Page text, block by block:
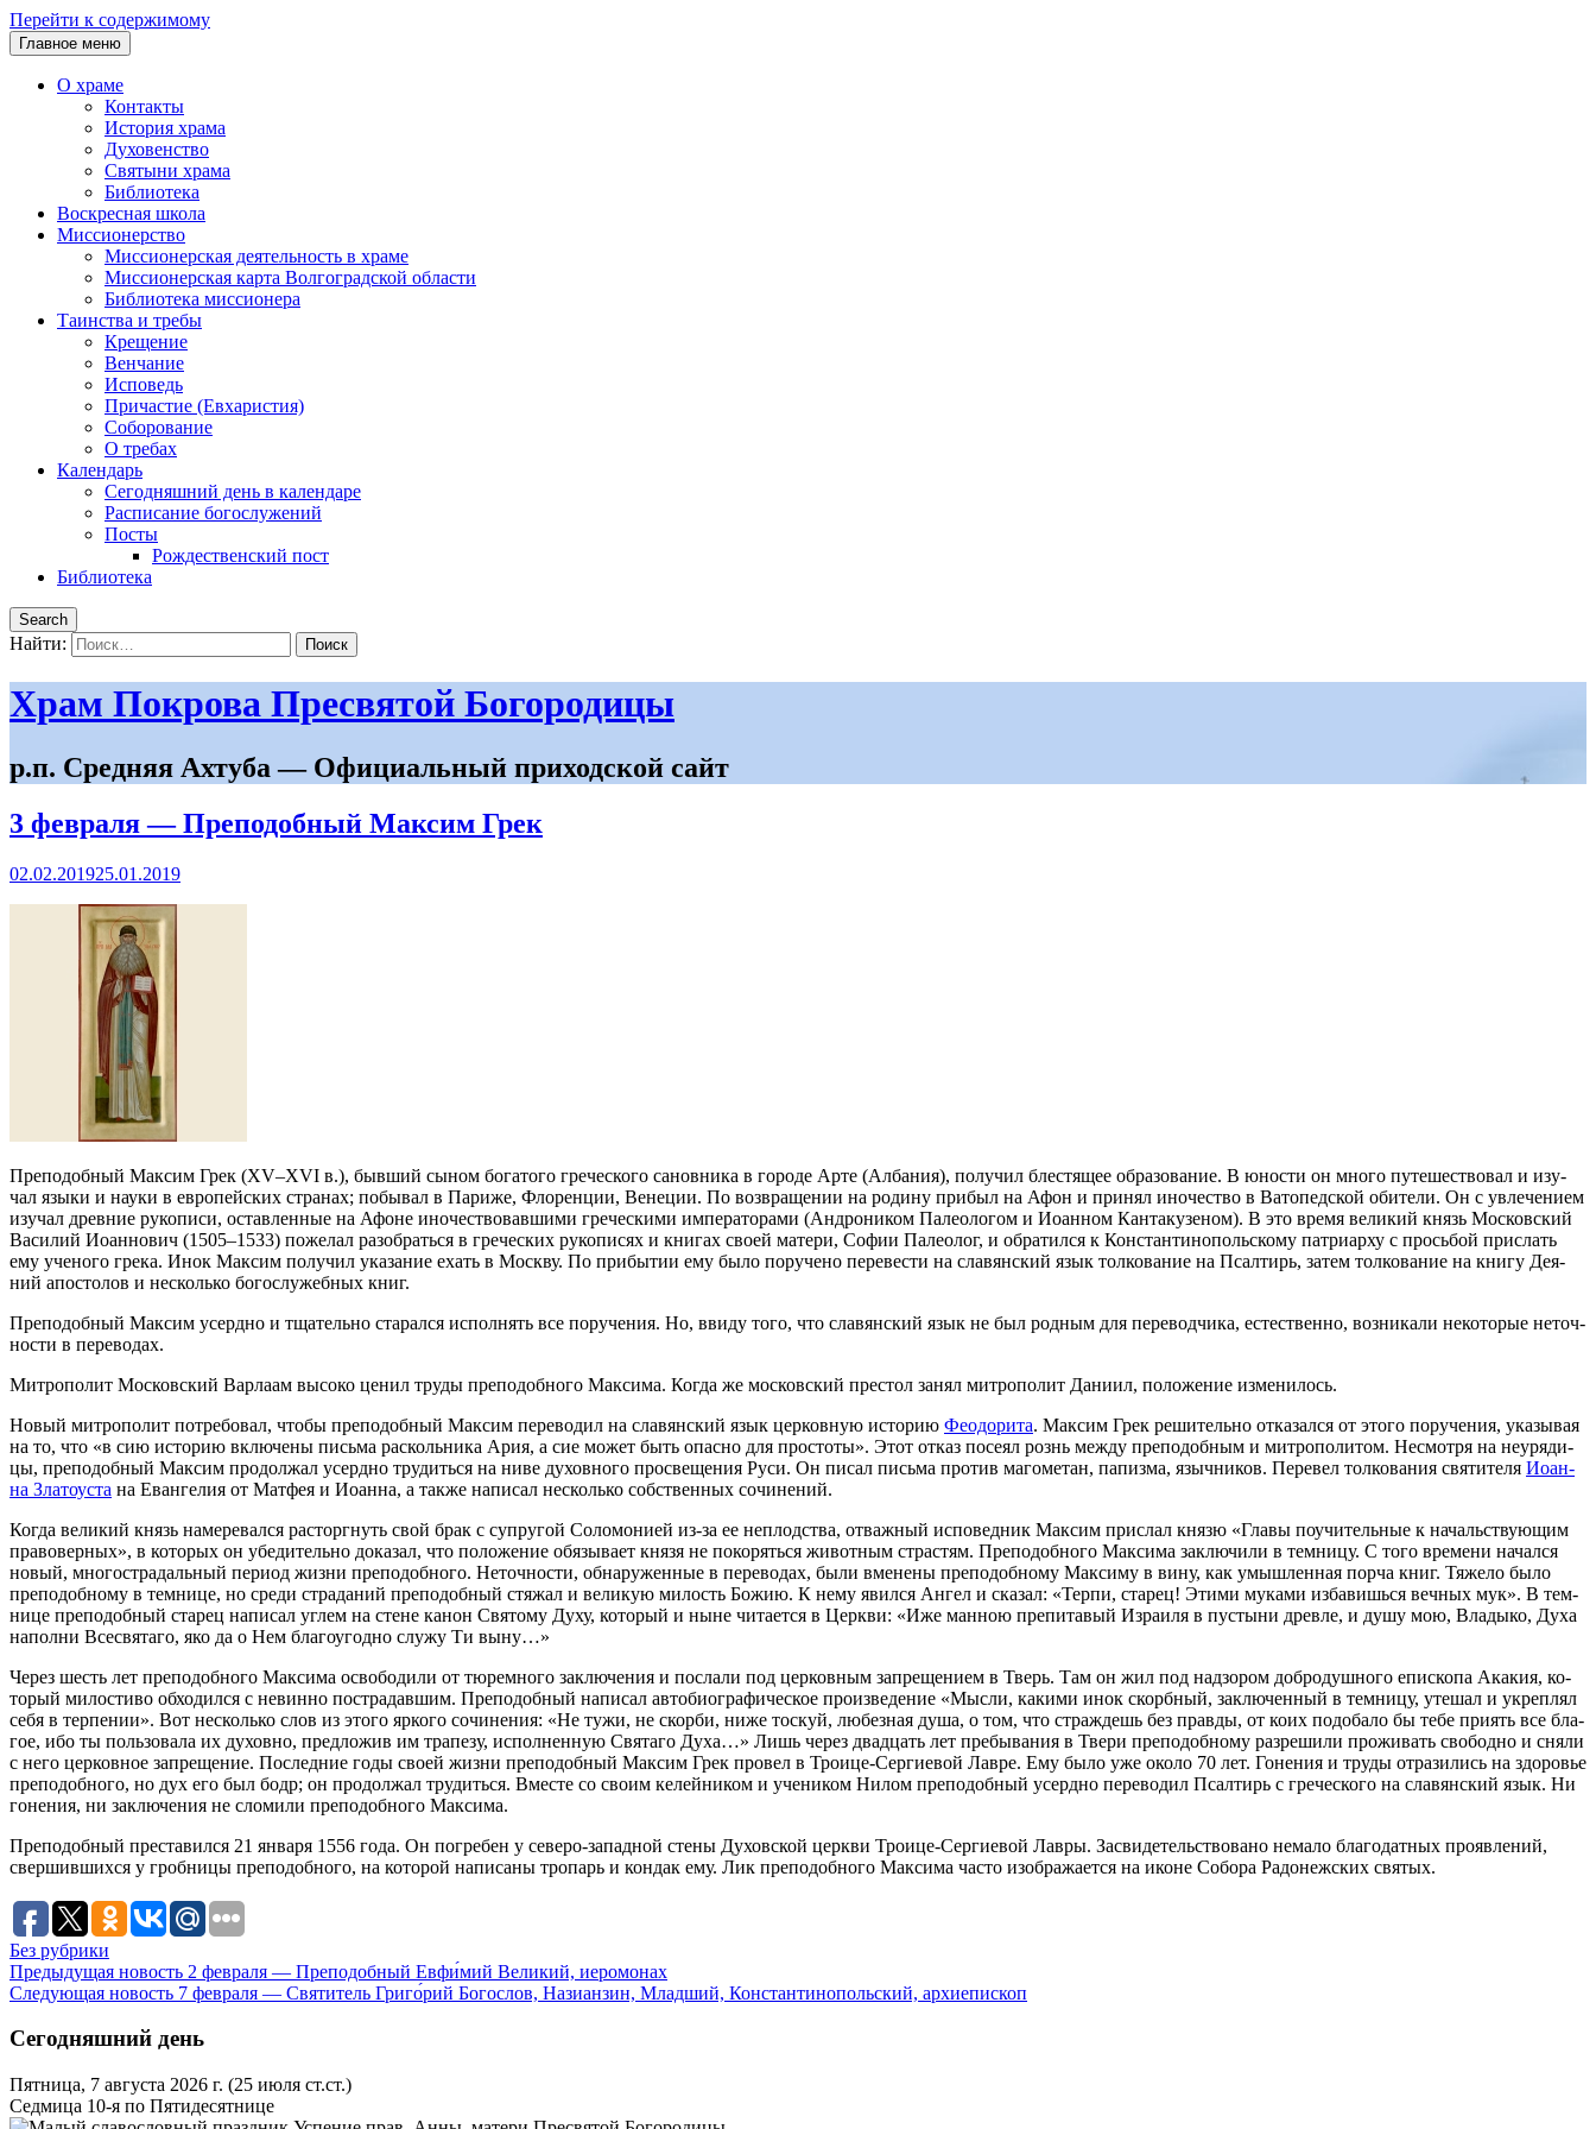
Перейти к содержимому
Главное меню
О храме
Контакты
История храма
Духовенство
Святыни храма
Библиотека
Воскресная школа
Миссионерство
Миссионерская деятельность в храме
Миссионерская карта Волгоградской области
Библиотека миссионера
Таинства и требы
Крещение
Венчание
Исповедь
Причастие (Евхаристия)
Соборование
О требах
Календарь
Сегодняшний день в календаре
Расписание богослужений
Посты
Рождественский пост
Библиотека
Search
Найти:
Храм Покрова Пресвятой Богородицы
р.п. Средняя Ахтуба — Официальный приходской сайт
3 февраля — Преподобный Максим Грек
02.02.201925.01.2019
Пре­по­доб­ный Мак­сим Грек (XV–XVI в.), быв­ший сы­ном бо­га­то­го гре­че­ско­го са­нов­ни­ка в го­ро­де Ар­те (Ал­ба­ния), по­лу­чил бле­стя­щее об­ра­зо­ва­ние. В юно­сти он мно­го пу­те­ше­ство­вал и изу­
чал язы­ки и на­у­ки в ев­ро­пей­ских стра­нах; по­бы­вал в Па­ри­же, Фло­рен­ции, Ве­не­ции. По воз­вра­ще­нии на ро­ди­ну при­был на Афон и при­нял ино­че­ство в Ва­то­пед­ской оби­те­ли. Он с увле­че­ни­ем
изу­чал древ­ние ру­ко­пи­си, остав­лен­ные на Афоне ино­че­ство­вав­ши­ми гре­че­ски­ми им­пе­ра­то­ра­ми (Ан­д­ро­ни­ком Па­лео­ло­гом и Иоан­ном Кан­та­ку­зе­ном). В это вре­мя ве­ли­кий князь Мос­ков­ский
Ва­си­лий Иоан­но­вич (1505–1533) по­же­лал разо­брать­ся в гре­че­ских ру­ко­пи­сях и кни­гах сво­ей ма­те­ри, Со­фии Па­лео­лог, и об­ра­тил­ся к Кон­стан­ти­но­поль­ско­му пат­ри­ар­ху с прось­бой при­слать
ему уче­но­го гре­ка. Инок Мак­сим по­лу­чил ука­за­ние ехать в Моск­ву. По при­бы­тии ему бы­ло по­ру­че­но пе­ре­ве­сти на сла­вян­ский язык тол­ко­ва­ние на Псал­тирь, за­тем тол­ко­ва­ние на кни­гу Де­я­
ний апо­сто­лов и несколь­ко бо­го­слу­жеб­ных книг.
Пре­по­доб­ный Мак­сим усерд­но и тща­тель­но ста­рал­ся ис­пол­нять все по­ру­че­ния. Но, вви­ду то­го, что сла­вян­ский язык не был род­ным для пе­ре­вод­чи­ка, есте­ствен­но, воз­ни­ка­ли неко­то­рые неточ­
но­сти в пе­ре­во­дах.
Мит­ро­по­лит Мос­ков­ский Вар­ла­ам вы­со­ко це­нил тру­ды пре­по­доб­но­го Мак­си­ма. Ко­гда же мос­ков­ский пре­стол за­нял мит­ро­по­лит Да­ни­ил, по­ло­же­ние из­ме­ни­лось.
Но­вый мит­ро­по­лит по­тре­бо­вал, чтобы пре­по­доб­ный Мак­сим пе­ре­во­дил на сла­вян­ский язык цер­ков­ную ис­то­рию Фе­о­до­ри­та. Мак­сим Грек ре­ши­тель­но от­ка­зал­ся от это­го по­ру­че­ния, ука­зы­вая
на то, что «в сию ис­то­рию вклю­че­ны пись­ма рас­коль­ни­ка Ария, а сие мо­жет быть опас­но для про­сто­ты». Этот от­каз по­се­ял рознь меж­ду пре­по­доб­ным и мит­ро­по­ли­том. Несмот­ря на неуря­ди­
цы, пре­по­доб­ный Мак­сим про­дол­жал усерд­но тру­дить­ся на ни­ве ду­хов­но­го про­све­ще­ния Ру­си. Он пи­сал пись­ма про­тив ма­го­ме­тан, па­пиз­ма, языч­ни­ков. Пе­ре­вел тол­ко­ва­ния свя­ти­те­ля Иоан­
на Зла­то­уста на Еван­ге­лия от Мат­фея и Иоан­на, а так­же на­пи­сал несколь­ко соб­ствен­ных со­чи­не­ний.
Ко­гда ве­ли­кий князь на­ме­ре­вал­ся рас­торг­нуть свой брак с су­пру­гой Со­ло­мо­ни­ей из-за ее неплод­ства, от­важ­ный ис­по­вед­ник Мак­сим при­слал кня­зю «Гла­вы по­учи­тель­ные к на­чаль­ству­ю­щим
пра­во­вер­ных», в ко­то­рых он убе­ди­тель­но до­ка­зал, что по­ло­же­ние обя­зы­ва­ет кня­зя не по­ко­рять­ся жи­вот­ным стра­стям. Пре­по­доб­но­го Мак­си­ма за­клю­чи­ли в тем­ни­цу. С то­го вре­ме­ни на­чал­ся
но­вый, мно­го­стра­даль­ный пе­ри­од жиз­ни пре­по­доб­но­го. Неточ­но­сти, об­на­ру­жен­ные в пе­ре­во­дах, бы­ли вме­не­ны пре­по­доб­но­му Мак­си­му в ви­ну, как умыш­лен­ная пор­ча книг. Тя­же­ло бы­ло
пре­по­доб­но­му в тем­ни­це, но сре­ди стра­да­ний пре­по­доб­ный стя­жал и ве­ли­кую ми­лость Бо­жию. К нему явил­ся Ан­гел и ска­зал: «Тер­пи, ста­рец! Эти­ми му­ка­ми из­ба­вишь­ся веч­ных мук». В тем­
ни­це пре­по­доб­ный ста­рец на­пи­сал уг­лем на стене ка­нон Свя­то­му Ду­ху, ко­то­рый и ныне чи­та­ет­ся в Церк­ви: «Иже ман­ною пре­пи­тавый Из­ра­и­ля в пу­сты­ни древ­ле, и ду­шу мою, Вла­ды­ко, Ду­ха
на­пол­ни Все­свя­та­го, яко да о Нем бла­го­угод­но слу­жу Ти вы­ну…»
Через шесть лет пре­по­доб­но­го Мак­си­ма осво­бо­ди­ли от тю­рем­но­го за­клю­че­ния и по­сла­ли под цер­ков­ным за­пре­ще­ни­ем в Тверь. Там он жил под над­зо­ром доб­ро­душ­но­го епи­ско­па Ака­кия, ко­
то­рый ми­ло­сти­во об­хо­дил­ся с невин­но по­стра­дав­шим. Пре­по­доб­ный на­пи­сал ав­то­био­гра­фи­че­ское про­из­ве­де­ние «Мыс­ли, ка­ки­ми инок скорб­ный, за­клю­чен­ный в тем­ни­цу, уте­шал и укреп­лял
се­бя в тер­пе­нии». Вот несколь­ко слов из это­го яр­ко­го со­чи­не­ния: «Не ту­жи, не скор­би, ни­же тос­куй, лю­без­ная ду­ша, о том, что страж­дешь без прав­ды, от ко­их по­до­ба­ло бы те­бе при­ять все бла­
гое, ибо ты поль­зо­ва­ла их ду­хов­но, пред­ло­жив им тра­пе­зу, ис­пол­нен­ную Свя­та­го Ду­ха…» Лишь через два­дцать лет пре­бы­ва­ния в Тве­ри пре­по­доб­но­му раз­ре­ши­ли про­жи­вать сво­бод­но и сня­ли
с него цер­ков­ное за­пре­ще­ние. По­след­ние го­ды сво­ей жиз­ни пре­по­доб­ный Мак­сим Грек про­вел в Тро­и­це-Сер­ги­е­вой Лав­ре. Ему бы­ло уже око­ло 70 лет. Го­не­ния и тру­ды от­ра­зи­лись на здо­ро­вье
пре­по­доб­но­го, но дух его был бодр; он про­дол­жал тру­дить­ся. Вме­сте со сво­им ке­лей­ни­ком и уче­ни­ком Ни­лом пре­по­доб­ный усерд­но пе­ре­во­дил Псал­тирь с гре­че­ско­го на сла­вян­ский язык. Ни
го­не­ния, ни за­клю­че­ния не сло­ми­ли пре­по­доб­но­го Мак­си­ма.
Пре­по­доб­ный пре­ста­вил­ся 21 ян­ва­ря 1556 го­да. Он по­гре­бен у се­ве­ро-за­пад­ной сте­ны Ду­хов­ской церк­ви Тро­и­це-Сер­ги­е­вой Лав­ры. За­сви­де­тель­ство­ва­но нема­ло бла­го­дат­ных про­яв­ле­ний,
свер­шив­ших­ся у гроб­ни­цы пре­по­доб­но­го, на ко­то­рой на­пи­са­ны тро­парь и кондак ему. Лик пре­по­доб­но­го Мак­си­ма ча­сто изо­бра­жа­ет­ся на иконе Со­бо­ра Ра­до­неж­ских свя­тых.
Без рубрики
Предыдущая новость 2 февраля — Преподобный Евфи́мий Великий, иеромонах
Следующая новость 7 февраля — Святитель Григо́рий Богослов, Назианзин, Младший, Константинопольский, архиепископ
Сегодняшний день
Пятница, 7 августа 2026 г. (25 июля ст.ст.)
Седмица 10-я по Пятидесятнице